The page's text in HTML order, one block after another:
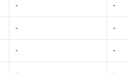
- -
- -
- -